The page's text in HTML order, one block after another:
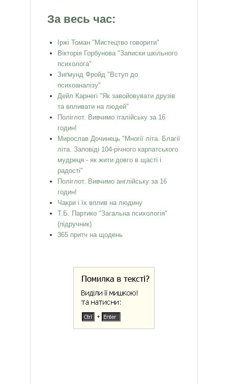
За весь час:
Іржі Томан "Мистецтво говорити"
Вікторія Горбунова "Записки шкільного
психолога"
Зиґмунд Фройд "Вступ до
психоаналізу"
Дейл Карнегі "Як завойовувати друзів
та впливати на людей"
Поліглот. Вивчимо італійську за 16
годин!
Мирослав Дочинець "Многії літа. Благії
літа. Заповіді 104-річного карпатського
мудреця - як жити довго в щасті і
радості"
Поліглот. Вивчимо англійську за 16
годин!
Чакри і їх вплив на людину
Т.Б. Партико "Загальна психологія"
(підручник)
365 притч на щодень